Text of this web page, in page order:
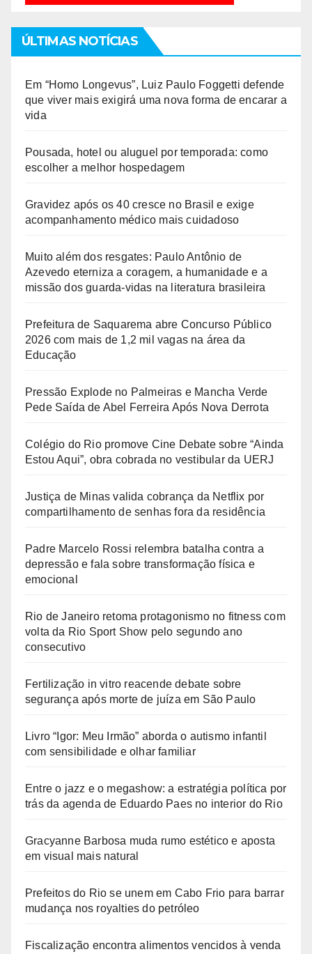
ÚLTIMAS NOTÍCIAS
Em “Homo Longevus”, Luiz Paulo Foggetti defende
que viver mais exigirá uma nova forma de encarar a
vida
Pousada, hotel ou aluguel por temporada: como
escolher a melhor hospedagem
Gravidez após os 40 cresce no Brasil e exige
acompanhamento médico mais cuidadoso
Muito além dos resgates: Paulo Antônio de
Azevedo eterniza a coragem, a humanidade e a
missão dos guarda-vidas na literatura brasileira
Prefeitura de Saquarema abre Concurso Público
2026 com mais de 1,2 mil vagas na área da
Educação
Pressão Explode no Palmeiras e Mancha Verde
Pede Saída de Abel Ferreira Após Nova Derrota
Colégio do Rio promove Cine Debate sobre “Ainda
Estou Aqui”, obra cobrada no vestibular da UERJ
Justiça de Minas valida cobrança da Netflix por
compartilhamento de senhas fora da residência
Padre Marcelo Rossi relembra batalha contra a
depressão e fala sobre transformação física e
emocional
Rio de Janeiro retoma protagonismo no fitness com
volta da Rio Sport Show pelo segundo ano
consecutivo
Fertilização in vitro reacende debate sobre
segurança após morte de juíza em São Paulo
Livro “Igor: Meu Irmão” aborda o autismo infantil
com sensibilidade e olhar familiar
Entre o jazz e o megashow: a estratégia política por
trás da agenda de Eduardo Paes no interior do Rio
Gracyanne Barbosa muda rumo estético e aposta
em visual mais natural
Prefeitos do Rio se unem em Cabo Frio para barrar
mudança nos royalties do petróleo
Fiscalização encontra alimentos vencidos à venda